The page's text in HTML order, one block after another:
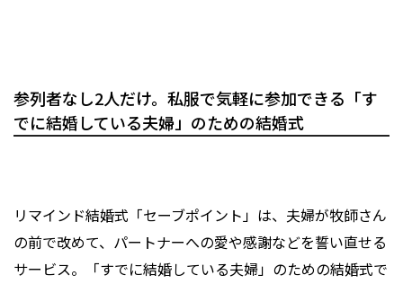
参列者なし2人だけ。私服で気軽に参加できる「す
でに結婚している夫婦」のための結婚式
リマインド結婚式「セーブポイント」は、夫婦が牧師さん
の前で改めて、パートナーへの愛や感謝などを誓い直せる
サービス。「すでに結婚している夫婦」のための結婚式で